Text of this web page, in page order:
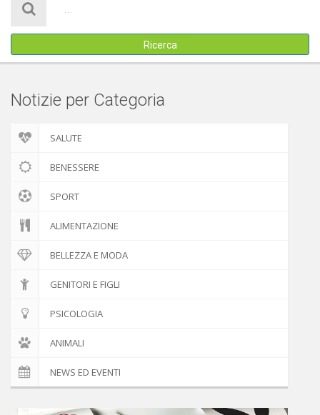
ATTIVITÀ
IL PROGETTO
Ricerca
Notizie per Categoria
SALUTE
BENESSERE
SPORT
ALIMENTAZIONE
BELLEZZA E MODA
GENITORI E FIGLI
PSICOLOGIA
ANIMALI
NEWS ED EVENTI